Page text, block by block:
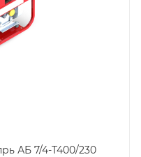
АБ 7/4-Т400/230